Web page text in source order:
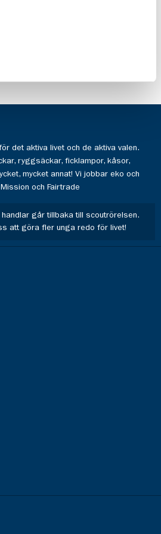
det aktiva livet och de aktiva valen.
ryggsäckar, ficklampor, kåsor,
mycket annat! Vi jobbar eko och
och Fairtrade
går tillbaka till scoutrörelsen.
att göra fler unga redo för livet!